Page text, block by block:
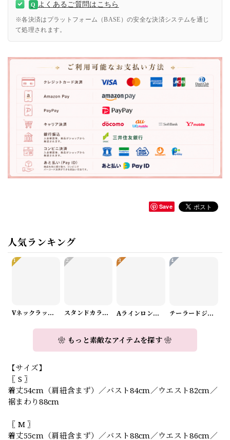
Q よくあるご質問はこちら
※各決済はプラットフォーム（BASE）の安全な決済システムを通じ
て処理されます。
Save
人気ランキング
1
Vネックラップデザインニット（3color） A1008
2
スタンドカラーロングスリーブリボンブラウス（3color） A1126
3
Aラインロングワンピース（2color） A0908
4
テーラードジャケット＆ワイドパンツスーツwithスカーフ A0987
❀ もっと素敵なアイテムを探す ❀
【サイズ】
〖 S 〗
着丈54cm（肩紐含まず）／バスト84cm／ウエスト82cm／
裾まわり88cm
〖 M 〗
着丈55cm（肩紐含まず）／バスト88cm／ウエスト86cm／